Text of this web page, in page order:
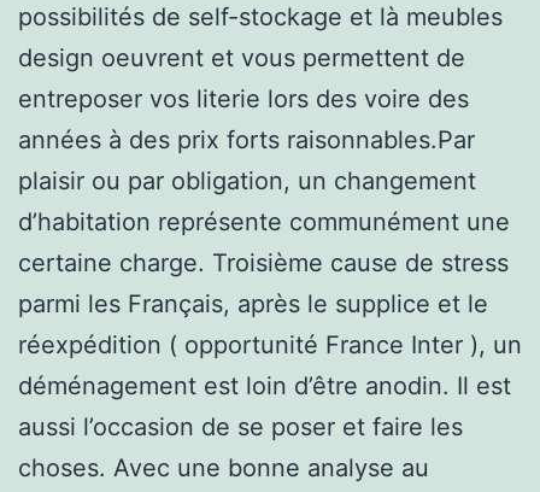
possibilités de self-stockage et là meubles
design oeuvrent et vous permettent de
entreposer vos literie lors des voire des
années à des prix forts raisonnables.Par
plaisir ou par obligation, un changement
d’habitation représente communément une
certaine charge. Troisième cause de stress
parmi les Français, après le supplice et le
réexpédition ( opportunité France Inter ), un
déménagement est loin d’être anodin. Il est
aussi l’occasion de se poser et faire les
choses. Avec une bonne analyse au